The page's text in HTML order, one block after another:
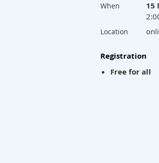
When 15
Location
Registration
Free for all